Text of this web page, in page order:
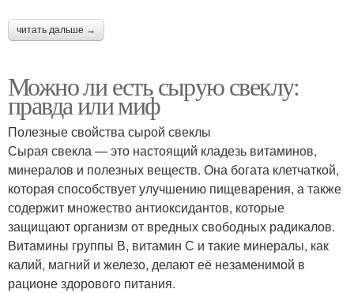
читать дальше →
Можно ли есть сырую свеклу:
правда или миф
Полезные свойства сырой свеклы
Сырая свекла — это настоящий кладезь витаминов,
минералов и полезных веществ. Она богата клетчаткой,
которая способствует улучшению пищеварения, а также
содержит множество антиоксидантов, которые
защищают организм от вредных свободных радикалов.
Витамины группы В, витамин С и такие минералы, как
калий, магний и железо, делают её незаменимой в
рационе здорового питания.